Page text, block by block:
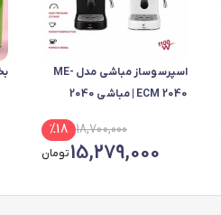
اسپرسوساز مباشی مدل ME-
ECM 2040 | مباشی 2040
18,700,000
%18
15,279,000تومان